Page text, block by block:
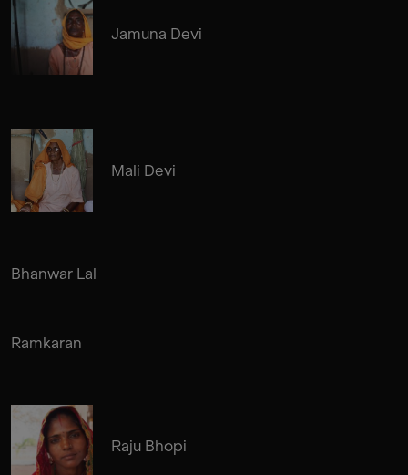
Jamuna Devi
Mali Devi
Bhanwar Lal
Ramkaran
Raju Bhopi